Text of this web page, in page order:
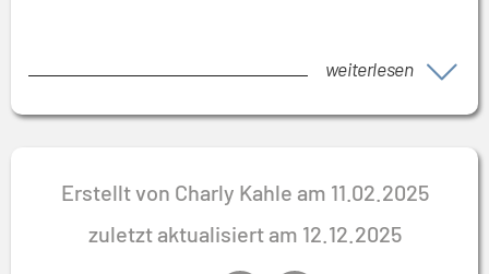
weiterlesen
Erstellt von Charly Kahle am 11.02.2025
zuletzt aktualisiert am 12.12.2025